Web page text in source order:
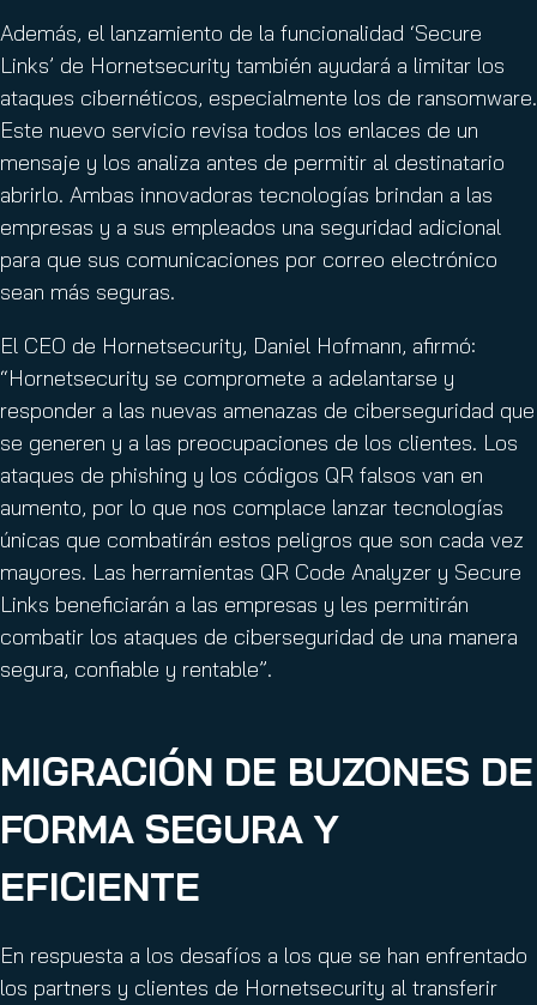
Además, el lanzamiento de la funcionalidad ‘Secure
Links’ de Hornetsecurity también ayudará a limitar los
ataques cibernéticos, especialmente los de ransomware.
Este nuevo servicio revisa todos los enlaces de un
mensaje y los analiza antes de permitir al destinatario
abrirlo. Ambas innovadoras tecnologías brindan a las
empresas y a sus empleados una seguridad adicional
para que sus comunicaciones por correo electrónico
sean más seguras.
El CEO de Hornetsecurity, Daniel Hofmann, afirmó:
“Hornetsecurity se compromete a adelantarse y
responder a las nuevas amenazas de ciberseguridad que
se generen y a las preocupaciones de los clientes. Los
ataques de phishing y los códigos QR falsos van en
aumento, por lo que nos complace lanzar tecnologías
únicas que combatirán estos peligros que son cada vez
mayores. Las herramientas QR Code Analyzer y Secure
Links beneficiarán a las empresas y les permitirán
combatir los ataques de ciberseguridad de una manera
segura, confiable y rentable”.
MIGRACIÓN DE BUZONES DE
FORMA SEGURA Y
EFICIENTE
En respuesta a los desafíos a los que se han enfrentado
los partners y clientes de Hornetsecurity al transferir